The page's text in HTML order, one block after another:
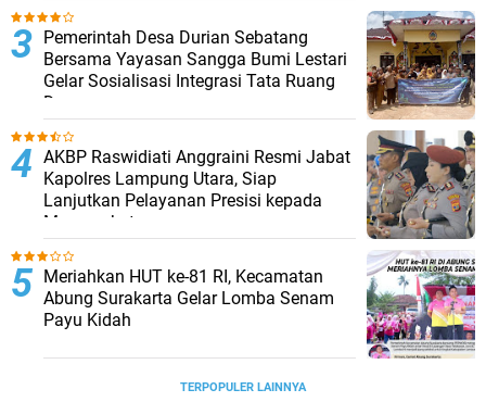
Pemerintah Desa Durian Sebatang
Bersama Yayasan Sangga Bumi Lestari
Gelar Sosialisasi Integrasi Tata Ruang
Desa
AKBP Raswidiati Anggraini Resmi Jabat
Kapolres Lampung Utara, Siap
Lanjutkan Pelayanan Presisi kepada
Masyarakat
Meriahkan HUT ke-81 RI, Kecamatan
Abung Surakarta Gelar Lomba Senam
Payu Kidah
TERPOPULER LAINNYA